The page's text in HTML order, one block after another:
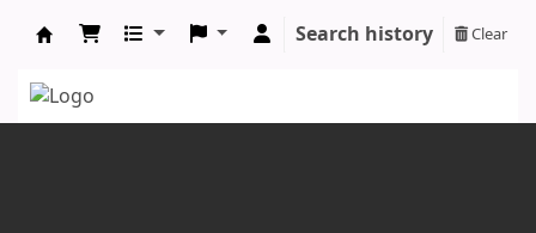
Search history Clear